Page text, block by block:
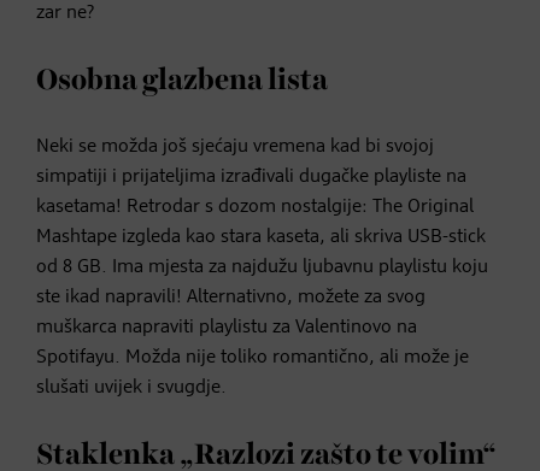
zar ne?
Osobna glazbena lista
Neki se možda još sjećaju vremena kad bi svojoj
simpatiji i prijateljima izrađivali dugačke playliste na
kasetama! Retrodar s dozom nostalgije: The Original
Mashtape izgleda kao stara kaseta, ali skriva USB-stick
od 8 GB. Ima mjesta za najdužu ljubavnu playlistu koju
ste ikad napravili! Alternativno, možete za svog
muškarca napraviti playlistu za Valentinovo na
Spotifayu. Možda nije toliko romantično, ali može je
slušati uvijek i svugdje.
Staklenka „Razlozi zašto te volim“